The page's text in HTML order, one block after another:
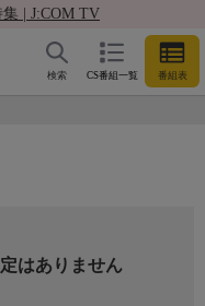
| J:COM TV
CS番組一覧 番組表
検索
はありません